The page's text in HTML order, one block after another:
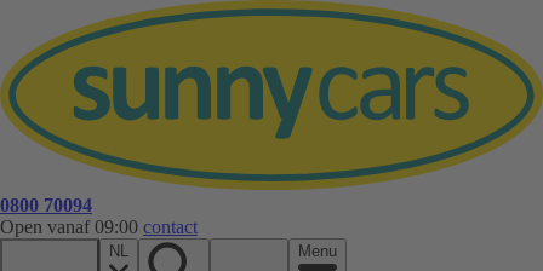
0800 70094
Open vanaf 09:00 contact
NL Menu